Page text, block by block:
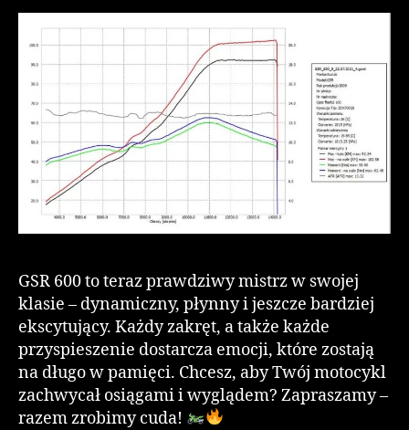
GSR 600 to teraz prawdziwy mistrz w swojej
klasie – dynamiczny, płynny i jeszcze bardziej
ekscytujący. Każdy zakręt, a także każde
przyspieszenie dostarcza emocji, które zostają
na długo w pamięci. Chcesz, aby Twój motocykl
zachwycał osiągami i wyglądem? Zapraszamy –
razem zrobimy cuda!